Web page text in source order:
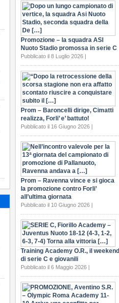
Promozione – la squadra ASI
Nuoto Stadio promossa in serie C
Pubblicato il 8 Luglio 2026 |
Prom – Baroncelli dirige, Cimatti
realizza, Forli’ e’ battuto!
Pubblicato il 16 Giugno 2026 |
Prom – Ravenna vince e si gioca
la promozione contro Forli’
all’ultima giornata
Pubblicato il 10 Giugno 2026 |
Training Academy O.R., il weekend
di serie C e giovanili
Pubblicato il 6 Maggio 2026 |